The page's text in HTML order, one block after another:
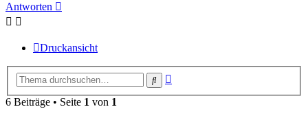
Antworten
Druckansicht
Suche
6 Beiträge • Seite 1 von 1